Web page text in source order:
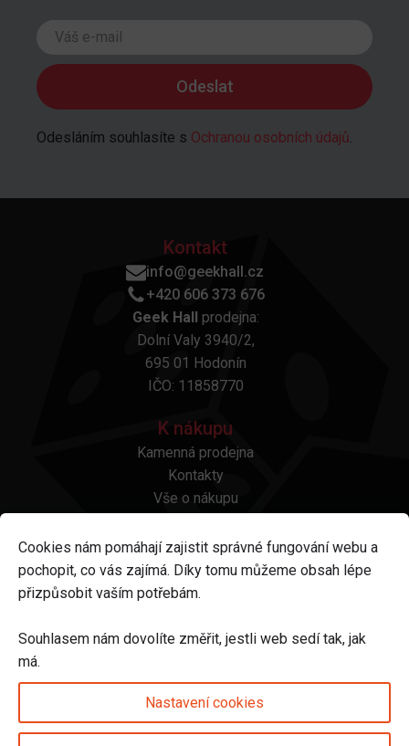
Odesláním souhlasíte s Ochranou osobních údajů.
Kontakt
info@geekhall.cz
+420 606 373 676
Geek Hall
prodejna:
Dolní Valy 3940/2,
695 01 Hodonín
IČO: 11858770
K nákupu
Kamenná prodejna
Kontakty
Vše o nákupu
Platba a doprava
Reklamace a vrácení
Obchodní podmínky
Odstoupení od smlouvy
Sledujte nás na
Cookies nám pomáhají zajistit správné fungování webu a
pochopit, co vás zajímá. Díky tomu můžeme obsah lépe
přizpůsobit vaším potřebám.
Souhlasem nám dovolíte změřit, jestli web sedí tak, jak
má.
Nastavení cookies